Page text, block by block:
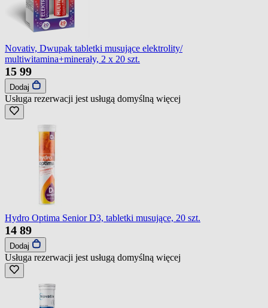
Novativ, Dwupak tabletki musujące elektrolity/
multiwitamina+minerały, 2 x 20 szt.
15 99
Dodaj
Usługa rezerwacji jest usługą domyślną więcej
Hydro Optima Senior D3, tabletki musujące, 20 szt.
14 89
Dodaj
Usługa rezerwacji jest usługą domyślną więcej